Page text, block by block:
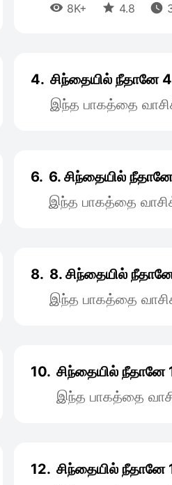
 8K+  4.8 
4. சிந்தையில்
இந்த பாகத்தை
6. 6. சிந்தையில்
இந்த பாகத்தை
8. 8. சிந்தையில்
இந்த பாகத்தை
10. சிந்தையில்
இந்த பாகத்தை
12. சிந்தையில்